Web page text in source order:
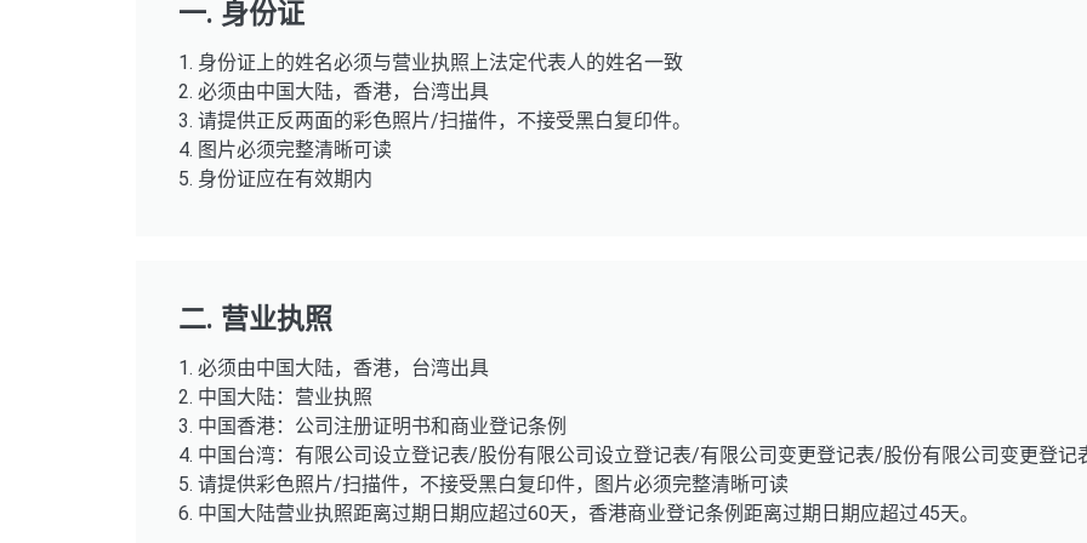
一. 身份证
1. 身份证上的姓名必须与营业执照上法定代表人的姓名一致
2. 必须由中国大陆，香港，台湾出具
3. 请提供正反两面的彩色照片/扫描件，不接受黑白复印件。
4. 图片必须完整清晰可读
5. 身份证应在有效期内
二. 营业执照
1. 必须由中国大陆，香港，台湾出具
2. 中国大陆：营业执照
3. 中国香港：公司注册证明书和商业登记条例
4. 中国台湾：有限公司设立登记表/股份有限公司设立登记表/有限公司变更登记表/股份有限公司变更登记
5. 请提供彩色照片/扫描件，不接受黑白复印件，图片必须完整清晰可读
6. 中国大陆营业执照距离过期日期应超过60天，香港商业登记条例距离过期日期应超过45天。